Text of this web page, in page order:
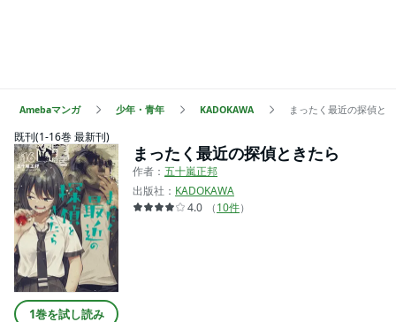
Amebaマンガ 少年・青年 KADOKAWA まったく最近の探偵と
既刊(1-16巻 最新刊)
1巻を試し読み
まったく最近の探偵ときたら
作者： 五十嵐正邦
出版社： KADOKAWA
4.0
（10件）